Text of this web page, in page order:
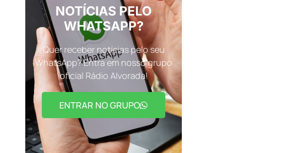
NOTÍCIAS PELO
WHATSAPP?
Quer receber notícias pelo seu
WhatsApp? Entra em nosso grupo
oficial Rádio Alvorada!
ENTRAR NO GRUPO